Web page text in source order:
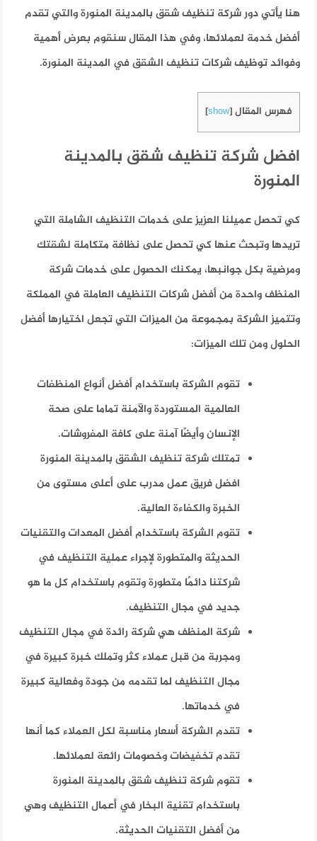
هنا يأتي دور شركة تنظيف شقق بالمدينة المنورة والتي تقدم
أفضل خدمة لعملائها، وفي هذا المقال سنقوم بعرض أهمية
وفوائد توظيف شركات تنظيف الشقق في المدينة المنورة.
فهرس المقال [
show
]
افضل شركة تنظيف شقق بالمدينة
المنورة
كي تحصل عميلنا العزيز على خدمات التنظيف الشاملة التي
تريدها وتبحث عنها كي تحصل على نظافة متكاملة لشقتك
ومرضية بكل جوانبها، يمكنك الحصول على خدمات شركة
المنظف واحدة من أفضل شركات التنظيف العاملة في المملكة
وتتميز الشركة بمجموعة من الميزات التي تجعل اختيارها أفضل
الحلول ومن تلك الميزات:
تقوم الشركة باستخدام أفضل أنواع المنظفات
العالمية المستوردة والآمنة تماما على صحة
الإنسان وأيضًا آمنة على كافة المفروشات.
تمتلك شركة تنظيف الشقق بالمدينة المنورة
افضل فريق عمل مدرب على أعلى مستوى من
الخبرة والكفاءة العالية.
تقوم الشركة باستخدام أفضل المعدات والتقنيات
الحديثة والمتطورة لإجراء عملية التنظيف في
شركتنا دائمًا متطورة وتقوم باستخدام كل ما هو
جديد في مجال التنظيف.
شركة المنظف هي شركة رائدة في مجال التنظيف
ومجربة من قبل عملاء كثر وتملك خبرة كبيرة في
مجال التنظيف لما تقدمه من جودة وفعالية كبيرة
في خدماتها.
تقدم الشركة أسعار مناسبة لكل العملاء كما أنها
تقدم تخفيضات وخصومات رائعة لعملائها.
تقوم شركة تنظيف شقق بالمدينة المنورة
باستخدام تقنية البخار في أعمال التنظيف وهي
من أفضل التقنيات الحديثة.